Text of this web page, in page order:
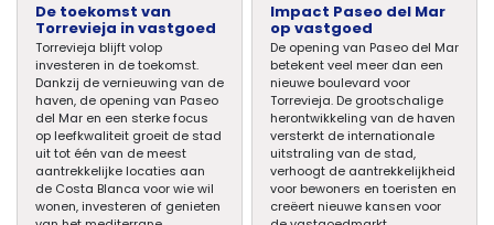
De toekomst van
Torrevieja in vastgoed
Torrevieja blijft volop
investeren in de toekomst.
Dankzij de vernieuwing van de
haven, de opening van Paseo
del Mar en een sterke focus
op leefkwaliteit groeit de stad
uit tot één van de meest
aantrekkelijke locaties aan
de Costa Blanca voor wie wil
wonen, investeren of genieten
Impact Paseo del Mar
op vastgoed
De opening van Paseo del Mar
betekent veel meer dan een
nieuwe boulevard voor
Torrevieja. De grootschalige
herontwikkeling van de haven
versterkt de internationale
uitstraling van de stad,
verhoogt de aantrekkelijkheid
voor bewoners en toeristen en
creëert nieuwe kansen voor